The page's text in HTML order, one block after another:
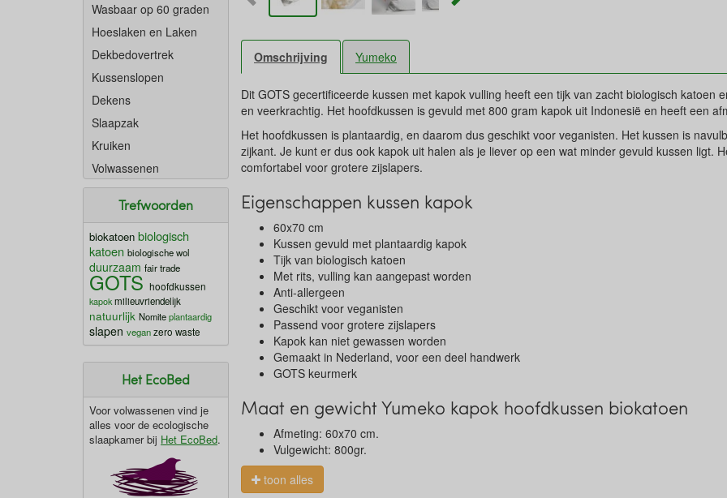
Wasbaar op 60 graden
Hoeslaken en Laken
Dekbedovertrek
Kussenslopen
Dekens
Slaapzak
Kruiken
Volwassenen
Trefwoorden
biokatoen biologisch
katoen biologische wol
duurzaam fair trade
GOTS hoofdkussen
kapokmilieuvriendelijk
natuurlijk Nomiteplantaardig
slapen veganzero waste
Het EcoBed
Voor volwassenen vind je
alles voor de ecologische
slaapkamer bij Het EcoBed.
Omschrijving Yumeko
Dit GOTS gecertificeerde kussen met kapok vulling heeft een tijk van zacht biologisch katoen
en veerkrachtig. Het hoofdkussen is gevuld met 800 gram kapok uit Indonesië en heeft een
Het hoofdkussen is plantaardig, en daarom dus geschikt voor veganisten. Het kussen is
zijkant. Je kunt er dus ook kapok uit halen als je liever op een wat minder gevuld kussen ligt.
comfortabel voor grotere zijslapers.
Eigenschappen kussen kapok
60x70 cm
Kussen gevuld met plantaardig kapok
Tijk van biologisch katoen
Met rits, vulling kan aangepast worden
Anti-allergeen
Geschikt voor veganisten
Passend voor grotere zijslapers
Kapok kan niet gewassen worden
Gemaakt in Nederland, voor een deel handwerk
GOTS keurmerk
Maat en gewicht Yumeko kapok hoofdkussen biokatoen
Afmeting: 60x70 cm.
Vulgewicht: 800gr.
toon alles